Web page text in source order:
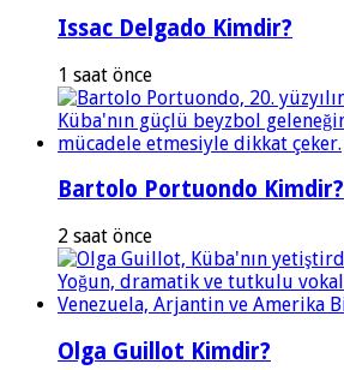
Issac Delgado Kimdir?
1 saat önce
Bartolo Portuondo Kimdir?
2 saat önce
Olga Guillot Kimdir?